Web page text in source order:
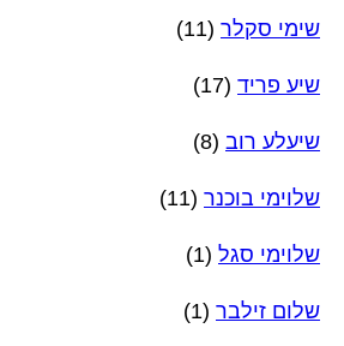
שימי סקלר (11)
שיע פריד (17)
שיעלע רוב (8)
שלוימי בוכנר (11)
שלוימי סגל (1)
שלום זילבר (1)